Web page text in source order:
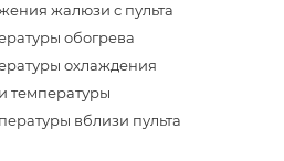
жалюзи с пульта
обогрева
охлаждения
температуры
вблизи пульта